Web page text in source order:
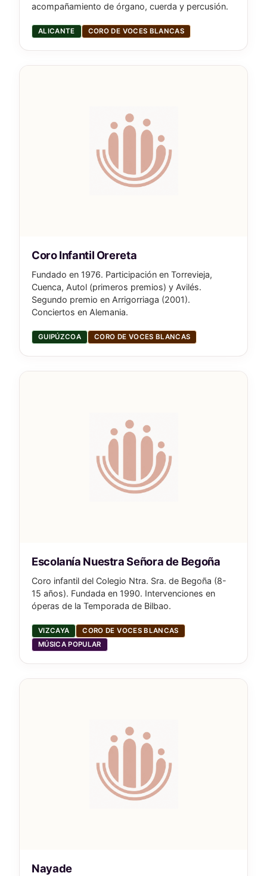
acompañamiento de órgano, cuerda y percusión.
ALICANTE CORO DE VOCES BLANCAS
Coro Infantil Orereta
Fundado en 1976. Participación en Torrevieja,
Cuenca, Autol (primeros premios) y Avilés.
Segundo premio en Arrigorriaga (2001).
Conciertos en Alemania.
GUIPÚZCOA CORO DE VOCES BLANCAS
Escolanía Nuestra Señora de Begoña
Coro infantil del Colegio Ntra. Sra. de Begoña (8-
15 años). Fundada en 1990. Intervenciones en
óperas de la Temporada de Bilbao.
VIZCAYA
CORO DE VOCES BLANCAS
MÚSICA POPULAR
Nayade